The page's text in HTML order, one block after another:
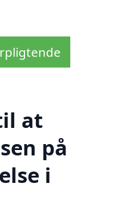
at
på
i